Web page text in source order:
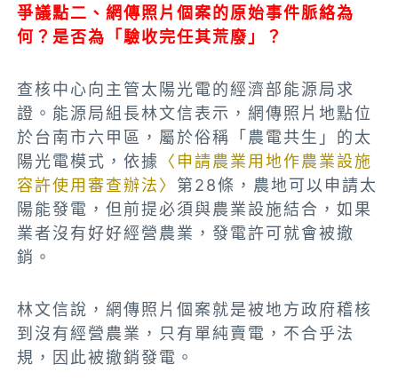
爭議點二、網傳照片個案的原始事件脈絡為
何？是否為「驗收完任其荒廢」？
查核中心向主管太陽光電的經濟部能源局求
證。能源局組長林文信表示，網傳照片地點位
於台南市六甲區，屬於俗稱「農電共生」的太
陽光電模式，依據
〈申請農業用地作農業設施
容許使用審查辦法〉 第28條，農地可以申請太
陽能發電，但前提必須與農業設施結合，如果
業者沒有好好經營農業，發電許可就會被撤
銷。
林文信說，網傳照片個案就是被地方政府稽核
到沒有經營農業，只有單純賣電，不合乎法
規，因此被撤銷發電。